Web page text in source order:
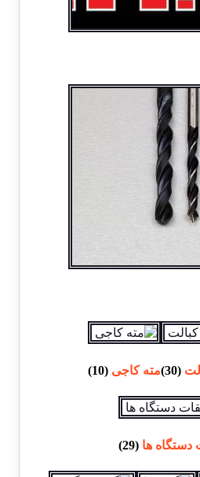
(30) مته کاجی(10)
دستگاه ها(29)